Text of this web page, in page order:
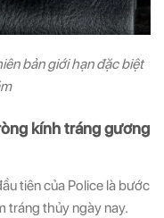
bản giới hạn đặc biệt
kính tráng gương
tiên của Police là bước
tráng thủy ngày nay.